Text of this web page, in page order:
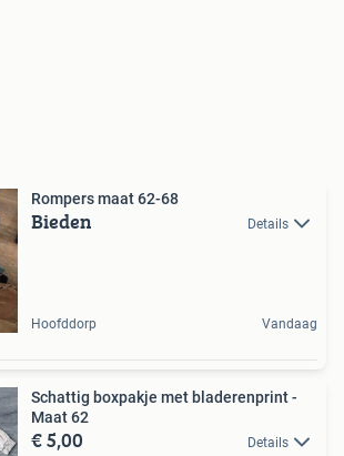
Rompers maat 62-68
Bieden Details
Hoofddorp Vandaag
Schattig boxpakje met bladerenprint -
Maat 62
€ 5,00 Details